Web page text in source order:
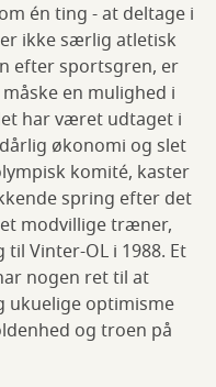
én ting - at deltage i
ikke særlig atletisk
efter sportsgren, er
en mulighed i
har været udtaget i
økonomi og slet
komité, kaster
spring efter det
modvillige træner,
Vinter-OL i 1988. Et
nogen ret til at
ukuelige optimisme
og troen på